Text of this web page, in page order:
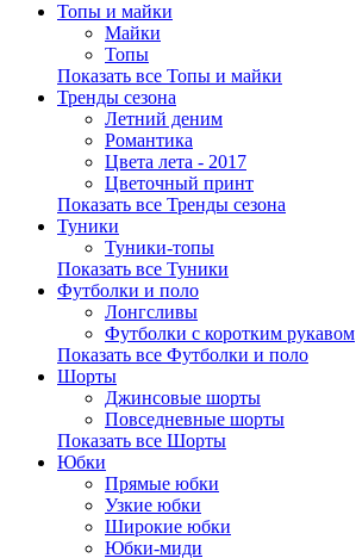
Топы и майки
Майки
Топы
Показать все Топы и майки
Тренды сезона
Летний деним
Романтика
Цвета лета - 2017
Цветочный принт
Показать все Тренды сезона
Туники
Туники-топы
Показать все Туники
Футболки и поло
Лонгсливы
Футболки с коротким рукавом
Показать все Футболки и поло
Шорты
Джинсовые шорты
Повседневные шорты
Показать все Шорты
Юбки
Прямые юбки
Узкие юбки
Широкие юбки
Юбки-миди